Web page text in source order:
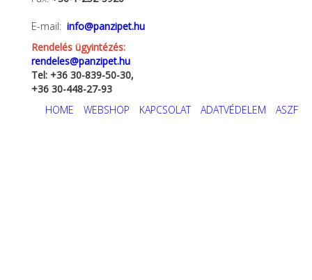
E-mail: info@panzipet.hu
Rendelés ügyintézés:
rendeles@panzipet.hu
Tel: +36 30-839-50-30,
+36 30-448-27-93
HOME
WEBSHOP KAPCSOLAT ADATVÉDELEM ASZF